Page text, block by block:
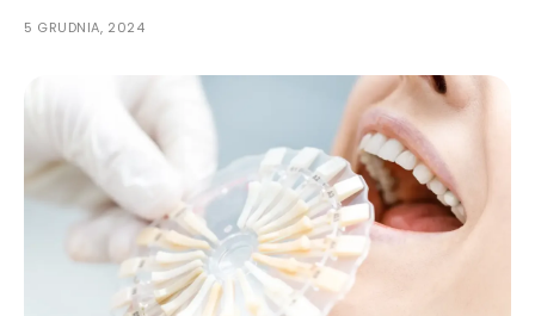
5 GRUDNIA, 2024